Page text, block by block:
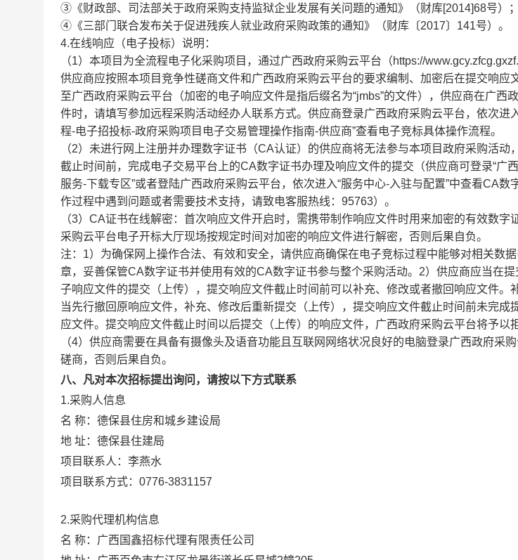
③《财政部、司法部关于政府采购支持监狱企业发展有关问题的通知》（财库[2014]68号）；
④《三部门联合发布关于促进残疾人就业政府采购政策的通知》（财库〔2017〕141号）。
4.在线响应（电子投标）说明：
（1）本项目为全流程电子化采购项目，通过广西政府采购云平台（https://
供应商应按照本项目竞争性磋商文件和广西政府采购云平台的要求编制、加密后在提交响应
至广西政府采购云平台（加密的电子响应文件是指后缀名为“jmbs”的文件），供应商在广西
件时，请填写参加远程采购活动经办人联系方式。供应商登录广西政府采购云平台，依次进
程-电子招投标-政府采购项目电子交易管理操作指南-供应商”查看电子竞标具体操作流程。
（2）未进行网上注册并办理数字证书（CA认证）的供应商将无法参与本项目政府采购活动
截止时间前，完成电子交易平台上的CA数字证书办理及响应文件的提交（供应商可登录“广
服务-下载专区”或者登陆广西政府采购云平台，依次进入“服务中心-入驻与配置”中查看CA数
作过程中遇到问题或者需要技术支持，请致电客服热线：95763）。
（3）CA证书在线解密：首次响应文件开启时，需携带制作响应文件时用来加密的有效数字
采购云平台电子开标大厅现场按规定时间对加密的响应文件进行解密，否则后果自负。
注：1）为确保网上操作合法、有效和安全，请供应商确保在电子竞标过程中能够对相关数
章，妥善保管CA数字证书并使用有效的CA数字证书参与整个采购活动。2）供应商应当在
子响应文件的提交（上传），提交响应文件截止时间前可以补充、修改或者撤回响应文件。
当先行撤回原响应文件，补充、修改后重新提交（上传），提交响应文件截止时间前未完成
应文件。提交响应文件截止时间以后提交（上传）的响应文件，广西政府采购云平台将予以
（4）供应商需要在具备有摄像头及语音功能且互联网网络状况良好的电脑登录广西政府采
磋商，否则后果自负。
八、凡对本次招标提出询问，请按以下方式联系
1.采购人信息
名 称： 德保县住房和城乡建设局
地 址： 德保县住建局
项目联系人： 李燕水
项目联系方式： 0776-3831157
2.采购代理机构信息
名 称： 广西国鑫招标代理有限责任公司